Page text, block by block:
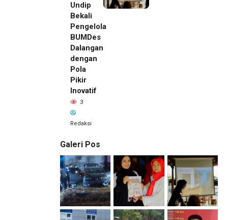
Undip
Bekali
Pengelola
BUMDes
Dalangan
dengan
Pola
Pikir
Inovatif
3
Redaksi
Galeri Pos